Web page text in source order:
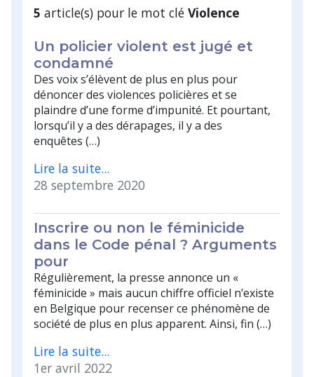
5 article(s) pour le mot clé Violence
Un policier violent est jugé et
condamné
Des voix s’élèvent de plus en plus pour
dénoncer des violences policières et se
plaindre d’une forme d’impunité. Et pourtant,
lorsqu’il y a des dérapages, il y a des
enquêtes (…)
Lire la suite...
28 septembre 2020
Inscrire ou non le féminicide
dans le Code pénal ? Arguments
pour
Régulièrement, la presse annonce un «
féminicide » mais aucun chiffre officiel n’existe
en Belgique pour recenser ce phénomène de
société de plus en plus apparent. Ainsi, fin (…)
Lire la suite...
1er avril 2022